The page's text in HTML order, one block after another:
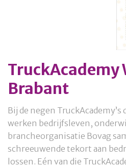
TruckAcademy
Brabant
Bij de negen
werken bedrijfsleven,
brancheorganisatie Bovag
schreeuwende tekort aan
lossen. Eén van die